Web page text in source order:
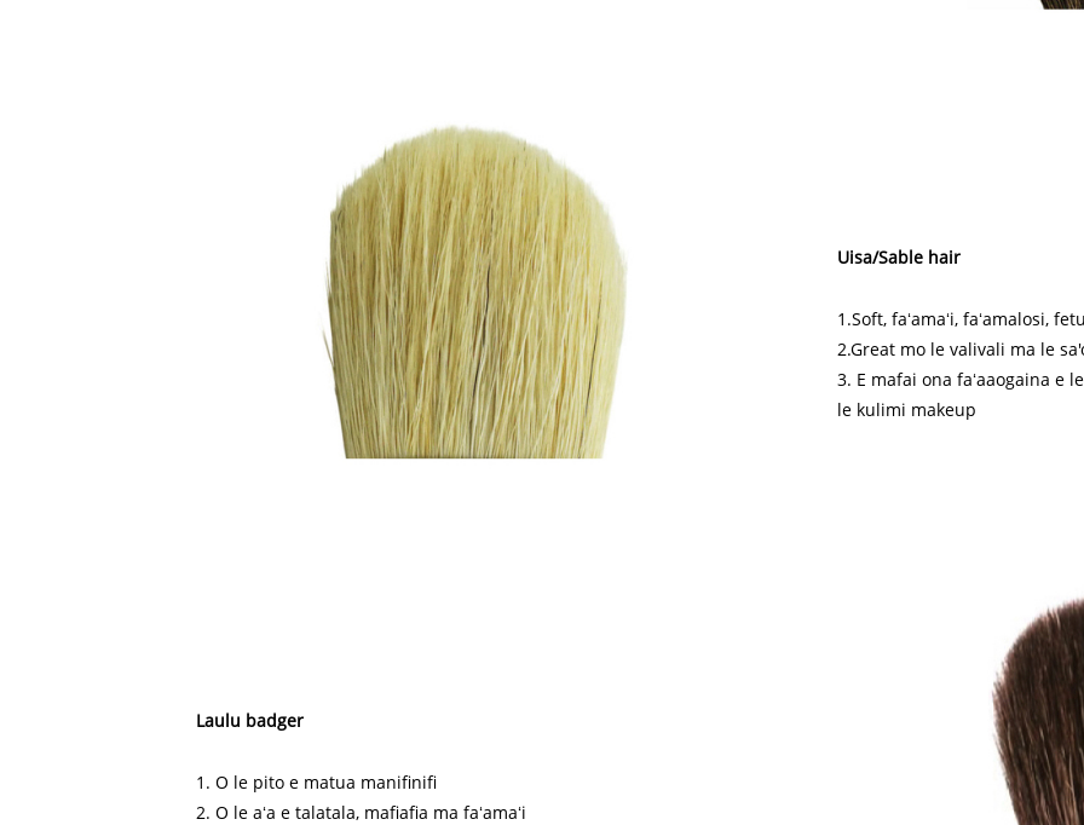
Uisa/Sable hair
1.Soft, faʻamaʻi, faʻamalosi,
2.Great mo le valivali ma le
3. E mafai ona faʻaaogaina e
le kulimi makeup
Laulu badger
1. O le pito e matua manifinifi
2. O le aʻa e talatala, mafiafia ma faʻamaʻi